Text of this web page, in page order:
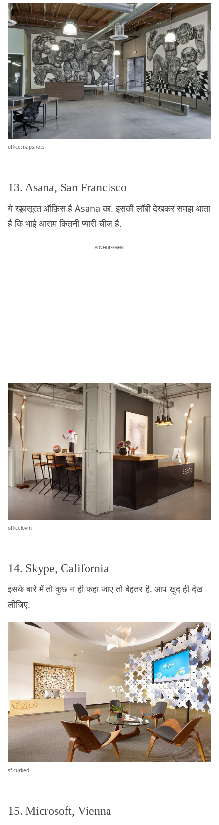
officesnapshots
13. Asana, San Francisco
ये खूबसूरत ऑफ़िस है Asana का. इसकी लॉबी देखकर समझ आता
है कि भाई आराम कितनी प्यारी चीज़ है.
ADVERTISEMENT
officelovin
14. Skype, California
इसके बारे में तो कुछ न ही कहा जाए तो बेहतर है. आप खुद ही देख
लीजिए.
sf.curbed
15. Microsoft, Vienna